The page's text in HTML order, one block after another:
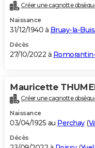
Créer une cagnotte
Naissance
31/12/1940 à Bruay-la-
Décès
27/10/2022 à
Mauricette
Créer une cagnotte
Naissance
03/04/1925 au Perchay(
Décès